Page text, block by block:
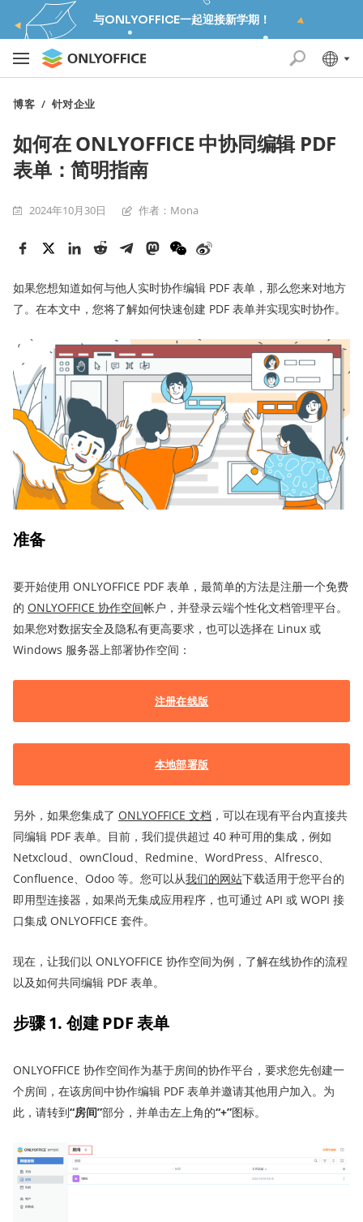
与ONLYOFFICE一起迎接新学期！
博客 / 针对企业
如何在 ONLYOFFICE 中协同编辑 PDF
表单：简明指南
2024年10月30日 作者：Mona
如果您想知道如何与他人实时协作编辑 PDF 表单，那么您来对地方
了。在本文中，您将了解如何快速创建 PDF 表单并实现实时协作。
准备
要开始使用 ONLYOFFICE PDF 表单，最简单的方法是注册一个免费
的 ONLYOFFICE 协作空间帐户，并登录云端个性化文档管理平台。
如果您对数据安全及隐私有更高要求，也可以选择在 Linux 或
Windows 服务器上部署协作空间：
注册在线版
本地部署版
另外，如果您集成了 ONLYOFFICE 文档 ，可以在现有平台内直接共
同编辑 PDF 表单。目前，我们提供超过 40 种可用的集成，例如
Netxcloud、ownCloud、Redmine、WordPress、Alfresco、
Confluence、Odoo 等。您可以从我们的网站下载适用于您平台的
即用型连接器，如果尚无集成应用程序，也可通过 API 或 WOPI 接
口集成 ONLYOFFICE 套件。
现在，让我们以 ONLYOFFICE 协作空间为例，了解在线协作的流程
以及如何共同编辑 PDF 表单。
步骤 1. 创建 PDF 表单
ONLYOFFICE 协作空间作为基于房间的协作平台，要求您先创建一
个房间，在该房间中协作编辑 PDF 表单并邀请其他用户加入。为
此，请转到“房间”部分，并单击左上角的“+”图标。